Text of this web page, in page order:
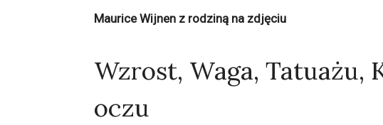
Maurice Wijnen z rodziną na zdjęciu
Wzrost, Waga, Tatuażu,
oczu